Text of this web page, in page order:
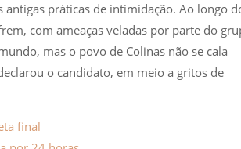
práticas de intimidação. Ao longo
com ameaças veladas por parte do
mas o povo de Colinas não se cala
o candidato, em meio a gritos de
final